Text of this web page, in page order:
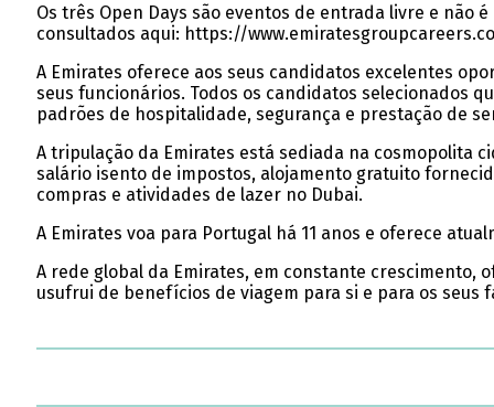
Os três Open Days são eventos de entrada livre e
consultados aqui: https://
A Emirates oferece aos seus candidatos excelentes
seus funcionários. Todos os candidatos selecionados
padrões de hospitalidade, segurança e prestação de
A tripulação da Emirates está sediada na cosmopolita
salário isento de impostos, alojamento gratuito
compras e atividades de lazer no Dubai.
A Emirates voa para Portugal há 11 anos e oferece
A rede global da Emirates, em constante crescimento,
usufrui de benefícios de viagem para si e para os